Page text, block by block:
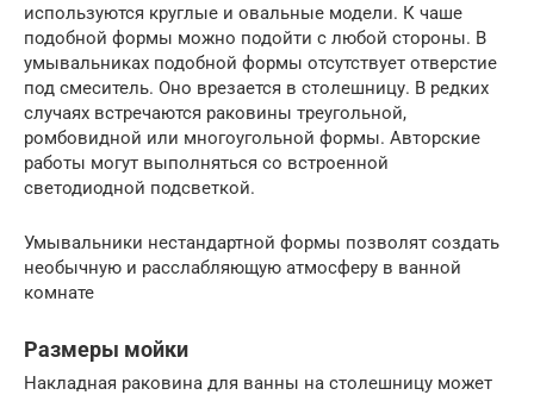
используются круглые и овальные модели. К чаше
подобной формы можно подойти с любой стороны. В
умывальниках подобной формы отсутствует отверстие
под смеситель. Оно врезается в столешницу. В редких
случаях встречаются раковины треугольной,
ромбовидной или многоугольной формы. Авторские
работы могут выполняться со встроенной
светодиодной подсветкой.
Умывальники нестандартной формы позволят создать
необычную и расслабляющую атмосферу в ванной
комнате
Размеры мойки
Накладная раковина для ванны на столешницу может